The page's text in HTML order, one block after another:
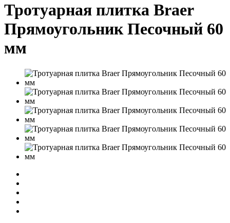
Тротуарная плитка Braer
Прямоугольник Песочный 60
мм